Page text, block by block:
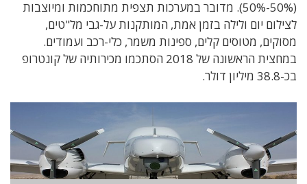
(50%-50%). מדובר במערכות תצפית מתוחכמות ומיוצבות
לצילום יום ולילה בזמן אמת, המותקנות על-גבי מל"טים,
מסוקים, מטוסים קלים, ספינות משמר, כלי-רכב ועמודים.
במחצית הראשונה של 2018 הסתכמו מכירותיה של קונטרופ
בכ-38.8 מיליון דולר.